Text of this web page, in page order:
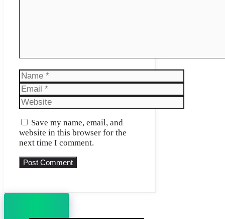
Name
Email
Website
Save my name, email, and
website in this browser for the
next time I comment.